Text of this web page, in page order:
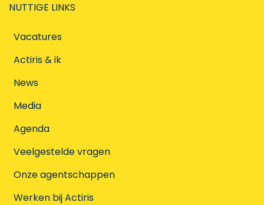
NUTTIGE LINKS
Vacatures
Actiris & ik
News
Media
Agenda
Veelgestelde vragen
Onze agentschappen
Werken bij Actiris